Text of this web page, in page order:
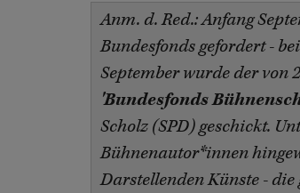
Anm. d. Red.: Anfang
Bundesfonds gefordert -
September wurde der
'Bundesfonds
Scholz (SPD) geschickt.
Bühnenautor*innen
Darstellenden Künste -